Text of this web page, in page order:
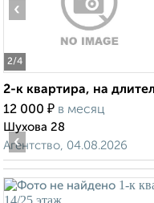
2/4
‹
2-к квартира, на
12 000 ₽ в месяц
Шухова 28
Агентство, 04.08.2026
‹